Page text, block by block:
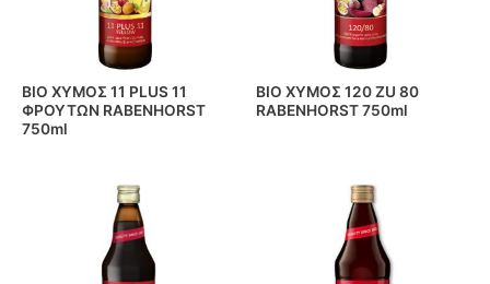
BIO ΧΥΜΟΣ 11 PLUS 11
ΦΡΟΥΤΩΝ RABENHORST
750ml
BIO ΧΥΜΟΣ 120 ZU 80
RABENHORST 750ml